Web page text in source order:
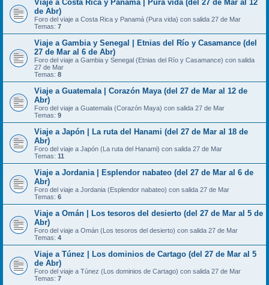
Viaje a Costa Rica y Panamá | Pura vida (del 27 de Mar al 12
de Abr)
Foro del viaje a Costa Rica y Panamá (Pura vida) con salida 27 de Mar
Temas: 7
Viaje a Gambia y Senegal | Etnias del Río y Casamance (del
27 de Mar al 6 de Abr)
Foro del viaje a Gambia y Senegal (Etnias del Río y Casamance) con salida
27 de Mar
Temas: 8
Viaje a Guatemala | Corazón Maya (del 27 de Mar al 12 de
Abr)
Foro del viaje a Guatemala (Corazón Maya) con salida 27 de Mar
Temas: 9
Viaje a Japón | La ruta del Hanami (del 27 de Mar al 18 de
Abr)
Foro del viaje a Japón (La ruta del Hanami) con salida 27 de Mar
Temas: 11
Viaje a Jordania | Esplendor nabateo (del 27 de Mar al 6 de
Abr)
Foro del viaje a Jordania (Esplendor nabateo) con salida 27 de Mar
Temas: 6
Viaje a Omán | Los tesoros del desierto (del 27 de Mar al 5 de
Abr)
Foro del viaje a Omán (Los tesoros del desierto) con salida 27 de Mar
Temas: 4
Viaje a Túnez | Los dominios de Cartago (del 27 de Mar al 5
de Abr)
Foro del viaje a Túnez (Los dominios de Cartago) con salida 27 de Mar
Temas: 7